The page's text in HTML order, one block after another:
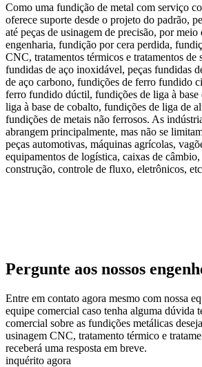
Como uma fundição de metal com serviço
oferece suporte desde o projeto do padrão,
até peças de usinagem de precisão, por meio
engenharia, fundição por cera perdida,
CNC, tratamentos térmicos e tratamentos de
fundidas de aço inoxidável, peças fundidas
de aço carbono, fundições de ferro fundido
ferro fundido dúctil, fundições de liga à
liga à base de cobalto, fundições de liga de
fundições de metais não ferrosos. As
abrangem principalmente, mas não se
peças automotivas, máquinas agrícolas,
equipamentos de logística, caixas de
construção, controle de fluxo, eletrônicos,
Pergunte aos nossos
Entre em contato agora mesmo com nossa
equipe comercial caso tenha alguma dúvida
comercial sobre as fundições metálicas
usinagem CNC, tratamento térmico e
receberá uma resposta em breve.
inquérito agora